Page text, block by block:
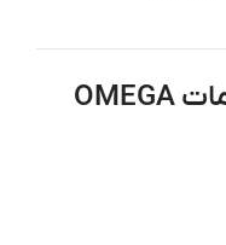
ساعت امگا سیمستر اتومات OMEGA